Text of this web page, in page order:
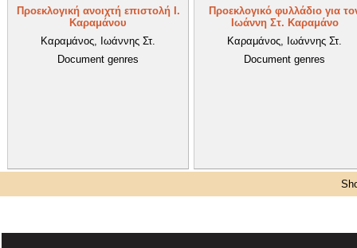
Προεκλογική ανοιχτή επιστολή Ι.
Καραμάνου
Καραμάνος, Ιωάννης Στ.
Document genres
Προεκλογικό φυλλάδιο για
Ιωάννη Στ. Καραμάνο
Καραμάνος, Ιωάννης Στ.
Document genres